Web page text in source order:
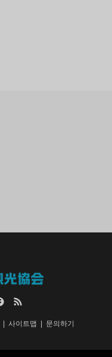
사이트맵 문의하기